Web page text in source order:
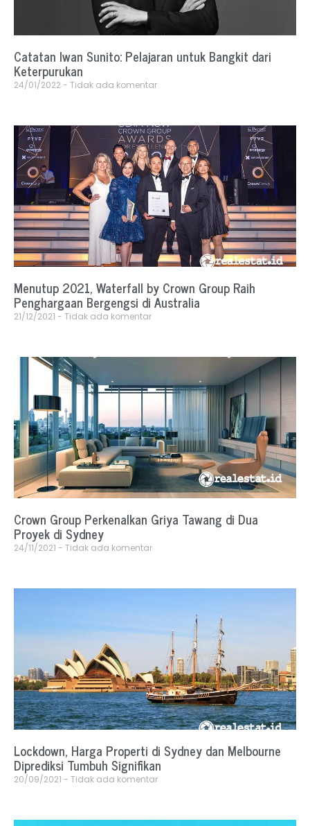
Catatan Iwan Sunito: Pelajaran untuk Bangkit dari
Keterpurukan
24/01/2022 Tidak ada komentar
Menutup 2021, Waterfall by Crown Group Raih
Penghargaan Bergengsi di Australia
21/12/2021 Tidak ada komentar
Crown Group Perkenalkan Griya Tawang di Dua
Proyek di Sydney
24/11/2021 Tidak ada komentar
Lockdown, Harga Properti di Sydney dan Melbourne
Diprediksi Tumbuh Signifikan
20/09/2021 Tidak ada komentar